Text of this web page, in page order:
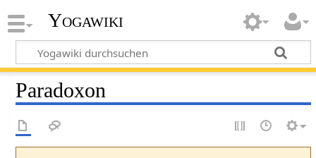
Yogawiki
Paradoxon